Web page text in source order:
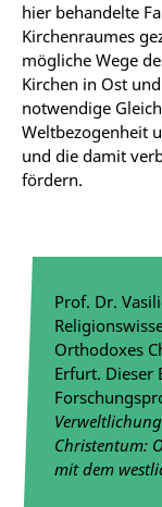
hier behandelte
Kirchenraumes
mögliche Wege
Kirchen in Ost
notwendige
Weltbezogenheit
und die damit
fördern.
Prof. Dr.
Orthodoxes
Erfurt. Dieser
Christentum:
mit dem